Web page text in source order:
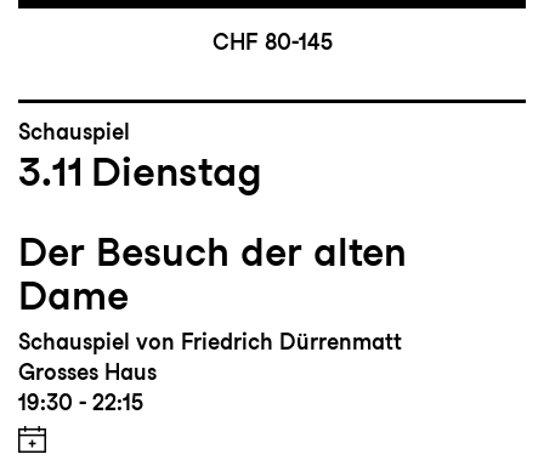
CHF 80-145
Schauspiel
3.11 Dienstag
Der Besuch der alten
Dame
Schauspiel von Friedrich Dürrenmatt
Grosses Haus
19:30 - 22:15